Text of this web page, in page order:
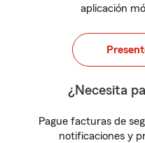
aplicación
¿Necesita
Pague facturas de
notificaciones y